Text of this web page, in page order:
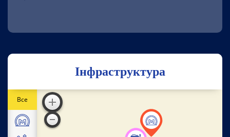
Інфраструктура
Все